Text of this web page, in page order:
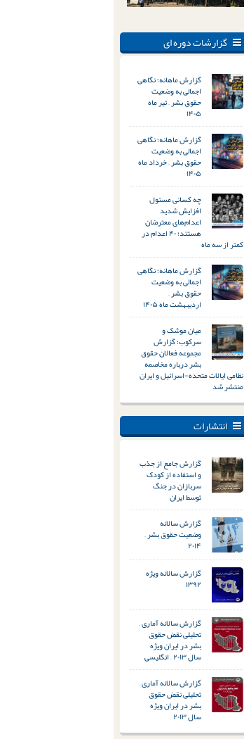
گزارشات دوره ای
گزارش ماهانه؛ نگاهی
اجمالی به وضعیت
حقوق بشر – تیر ماه
۱۴۰۵
گزارش ماهانه؛ نگاهی
اجمالی به وضعیت
حقوق بشر – خرداد ماه
۱۴۰۵
چه کسانی مسئول
افزایش شدید
اعدام‌های معترضان
هستند؛ ۴۰ اعدام در
کمتر از سه ماه
گزارش ماهانه؛ نگاهی
اجمالی به وضعیت
حقوق بشر –
اردیبهشت ماه ۱۴۰۵
میان موشک و
سرکوب؛ گزارش
مجموعه فعالان حقوق
بشر درباره مخاصمه
نظامی ایالات متحده-اسرائیل و ایران
منتشر شد
انتشارات
گزارش جامع از جذب
و استفاده از کودک
سربازان در جنگ
توسط ایران
گزارش سالانه
وضعیت حقوق بشر –
۲۰۱۴
گزارش سالانه ویژه
۱۳۹۲
گزارش سالانه آماری –
تحلیلی نقض حقوق
بشر در ایران ویژه
سال ۲۰۱۳ – انگلیسی
گزارش سالانه آماری –
تحلیلی نقض حقوق
بشر در ایران ویژه
سال ۲۰۱۳